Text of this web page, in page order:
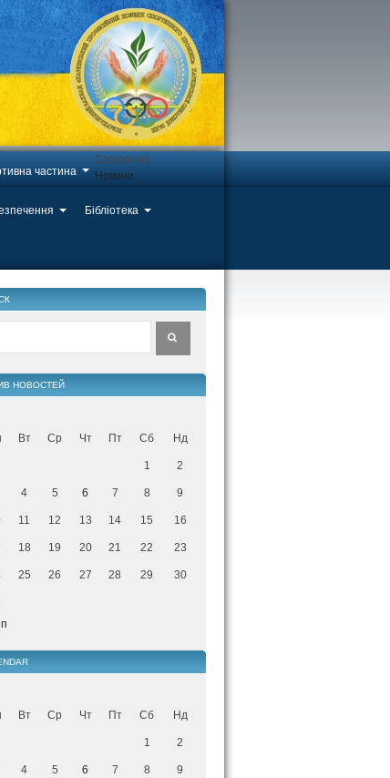
частина
Бібліотека
Categories
Новини
НОВОСТЕЙ
Вт Ср Чт Пт Сб Нд
1 2
4 5 6 7 8 9
11 12 13 14 15 16
18 19 20 21 22 23
25 26 27 28 29 30
Вт Ср Чт Пт Сб Нд
1 2
4 5 6 7 8 9